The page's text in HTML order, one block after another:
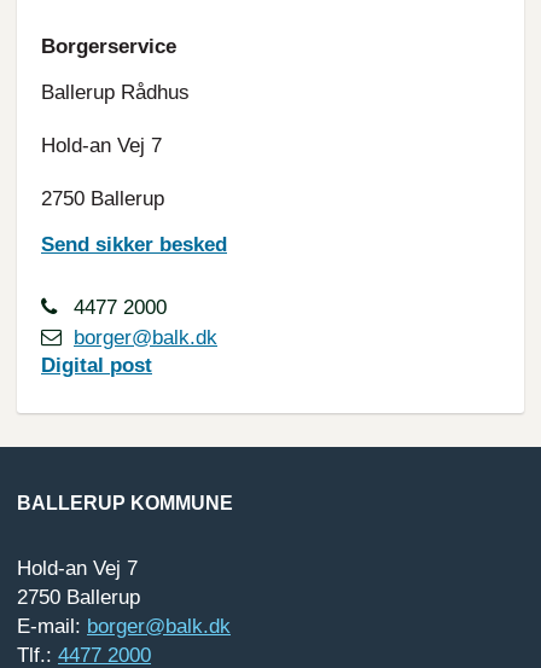
Borgerservice
Ballerup Rådhus
Hold-an Vej 7
2750 Ballerup
Send sikker besked
4477 2000
borger@balk.dk
Digital post
BALLERUP KOMMUNE
Hold-an Vej 7
2750 Ballerup
E-mail: borger@balk.dk
Tlf.: 4477 2000